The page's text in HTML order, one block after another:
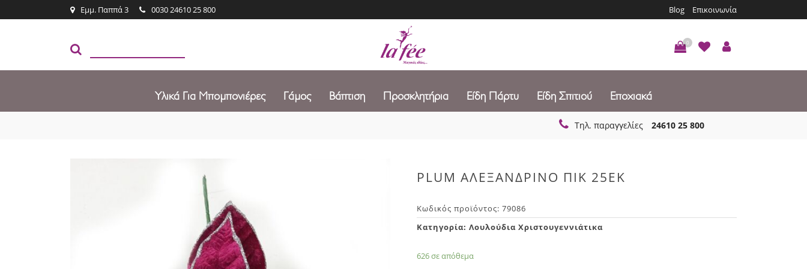
Εμμ. Παππά 3 0030 24610 25 800 Blog Επικοινωνία
0
Υλικά Για Μπομπονιέρες Γάμος Βάπτιση Προσκλητήρια Είδη Πάρτυ Είδη Σπιτιού Εποχιακά
Τηλ. παραγγελίες 24610 25 800
PLUM ΑΛΕΞΑΝΔΡΙΝΟ ΠΙΚ 25ΕΚ
Κωδικός προϊόντος:79086
Κατηγορία:Λουλούδια Χριστουγεννιάτικα
626 σε απόθεμα